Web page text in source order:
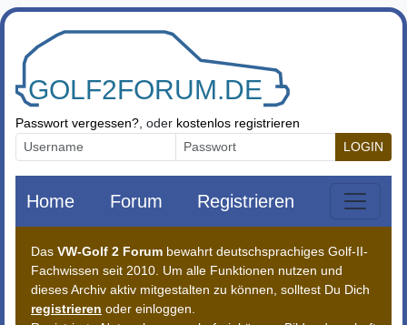
Zum Inhalt springen
Passwort vergessen? , oder kostenlos registrieren
LOGIN
Home Forum Registrieren
Das VW-Golf 2 Forum bewahrt deutschsprachiges Golf-II-
Fachwissen seit 2010. Um alle Funktionen nutzen und
dieses Archiv aktiv mitgestalten zu können, solltest Du Dich
registrieren oder einloggen.